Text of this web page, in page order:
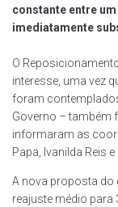
constante entre
imediatamente
O
interesse, uma vez
foram
Governo – também
informaram as
Papa, Ivanilda Reis
A nova proposta do
reajuste médio para